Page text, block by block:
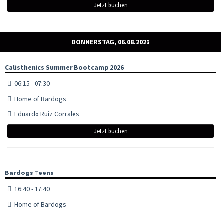
Jetzt buchen
DONNERSTAG, 06.08.2026
Calisthenics Summer Bootcamp 2026
06:15 - 07:30
Home of Bardogs
Eduardo Ruiz Corrales
Jetzt buchen
Bardogs Teens
16:40 - 17:40
Home of Bardogs